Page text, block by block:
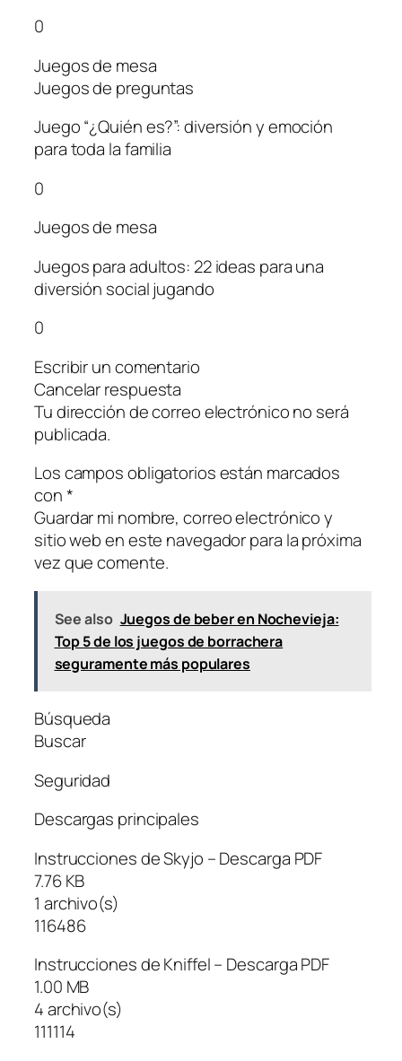
0
Juegos de mesa
Juegos de preguntas
Juego “¿Quién es?”: diversión y emoción
para toda la familia
0
Juegos de mesa
Juegos para adultos: 22 ideas para una
diversión social jugando
0
Escribir un comentario
Cancelar respuesta
Tu dirección de correo electrónico no será
publicada.
Los campos obligatorios están marcados
con *
Guardar mi nombre, correo electrónico y
sitio web en este navegador para la próxima
vez que comente.
See also Juegos de beber en Nochevieja:
Top 5 de los juegos de borrachera
seguramente más populares
Búsqueda
Buscar
Seguridad
Descargas principales
Instrucciones de Skyjo – Descarga PDF
7.76 KB
1 archivo(s)
116486
Instrucciones de Kniffel – Descarga PDF
1.00 MB
4 archivo(s)
111114